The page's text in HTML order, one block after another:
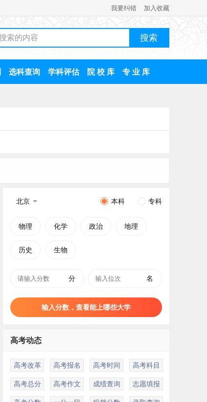
我要纠错 加入收藏
选科查询 学科评估 院 校 库 专 业 库
北京 本科 专科
物理 化学 政治 地理
历史 生物
分 名
输入分数，查看能上哪些大学
高考动态
高考改革 高考报名 高考时间 高考科目
高考总分 高考作文 成绩查询 志愿填报